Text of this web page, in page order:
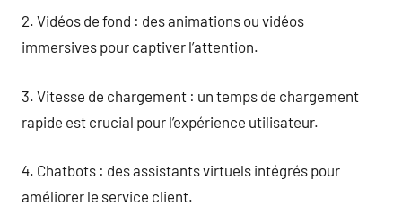
2. Vidéos de fond : des animations ou vidéos
immersives pour captiver l’attention.
3. Vitesse de chargement : un temps de chargement
rapide est crucial pour l’expérience utilisateur.
4. Chatbots : des assistants virtuels intégrés pour
améliorer le service client.